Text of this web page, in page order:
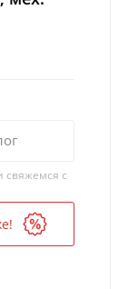
свяжемся с